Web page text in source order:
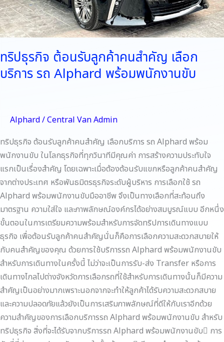
ทริปธุรกิจ ต้อนรับลูกค้าคนสำคัญ เลือก
บริการ รถ Alphard พร้อมพนักงานขับ
Alphard/Central Van Admin
ทริปธุรกิจ ต้อนรับลูกค้าคนสำคัญ เลือกบริการ รถ Alphard พร้อม
พนักงานขับ ในโลกธุรกิจที่ทุกวินาทีมีคุณค่า การสร้างความประทับใจ
แรกเป็นเรื่องสำคัญ โดยเฉพาะเมื่อต้องต้อนรับแขกหรือลูกค้าคนสำคัญ
จากต่างประเทศ หรือพันธมิตรธุรกิจระดับผู้บริหาร การเลือกใช้ รถ
Alphard พร้อมพนักงานขับมืออาชีพ จึงเป็นทางเลือกที่สะท้อนถึง
มาตรฐาน ความใส่ใจ และภาพลักษณ์องค์กรได้อย่างสมบูรณ์แบบ อีกหนึ่ง
ขั้นตอนในการเตรียมความพร้อมสำหรับการจัดทริปการเดินทางแบบ
ธุรกิจ เพื่อต้อนรับลูกค้าคนสำคัญนั่นก็คือการเลือกความสะดวกสบายให้
กับคนสำคัญของคุณ ด้วยการใช้บริการรถ Alphard พร้อมพนักงานขับ
สำหรับการเดินทางในครั้งนี้ ไม่ว่าจะเป็นการรับ-ส่ง Transfer หรือการ
เดินทางไกลไปต่างจังหวัดการเลือกรถที่ใช้สำหรับการเดินทางนั้นก็มีความ
สำคัญเป็นอย่างมากเพราะนอกจากจะทำให้ลูกค้าได้รับความสะดวกสบาย
และความปลอดภัยแล้วยังเป็นการเสริมภาพลักษณ์ที่ดีให้กับเราอีกด้วย
ความสำคัญของการเลือกบริการรถ Alphard พร้อมพนักงานขับ สำหรับ
ทริปธุรกิจ สิ่งที่จะได้รับจากบริการรถ Alphard พร้อมพนักงานขับ การ
พร้อม
พนักงาน
ขับ